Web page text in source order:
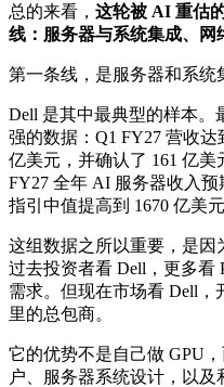
总的来看， 这轮被 AI 重估
线：服务器与系统集成、网
第一条线，是服务器和系统
Dell 是其中最典型的样本。
强的数据：Q1 FY27 营收
亿美元，并确认了 161 亿
FY27 全年 AI 服务器收入
指引中值提高到 1670 亿美元
这组数据之所以重要，是因
过去投资者看 Dell，更多看
需求。但现在市场看 Dell
里的总包商。
它的优势不是自己做 GPU
户、服务器系统设计，以